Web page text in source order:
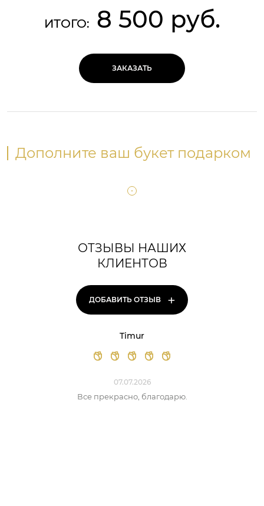
ИТОГО: 8 500 руб.
ЗАКАЗАТЬ
Дополните ваш букет подарком
ОТЗЫВЫ НАШИХ
КЛИЕНТОВ
ДОБАВИТЬ ОТЗЫВ +
Timur
07.07.2026
Все прекрасно, благодарю.